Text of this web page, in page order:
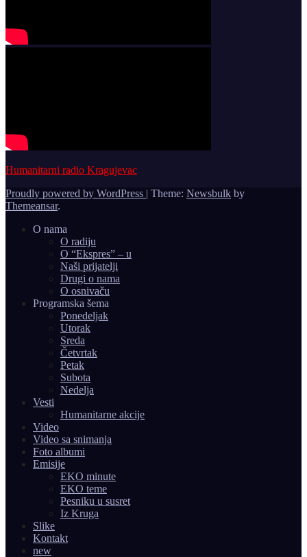
Humanitarni radio Kragujevac
Proudly powered by WordPress | Theme: Newsbulk by
Themeansar.
O nama
O radiju
O “Ekspres” – u
Naši prijatelji
Drugi o nama
O osnivaču
Programska šema
Ponedeljak
Utorak
Sreda
Četvrtak
Petak
Subota
Nedelja
Vesti
Humanitarne akcije
Video
Video sa snimanja
Foto albumi
Emisije
EKO minute
EKO teme
Pesniku u susret
Iz Kruga
Slike
Kontakt
new